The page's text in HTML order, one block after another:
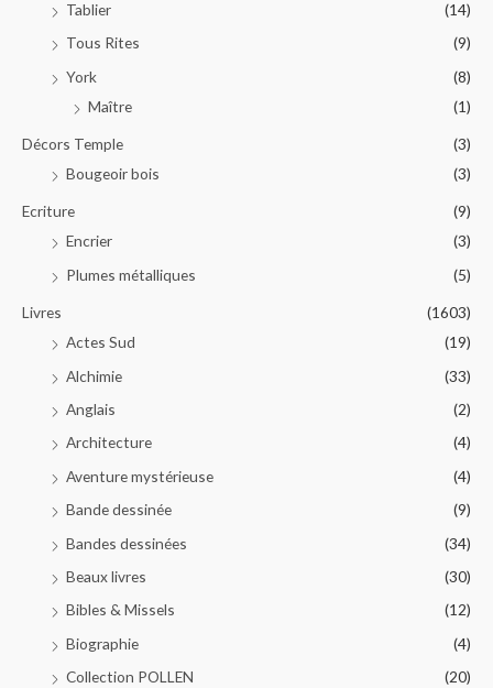
Tablier
(14)
Tous Rites
(9)
York
(8)
Maître
(1)
Décors Temple
(3)
Bougeoir bois
(3)
Ecriture
(9)
Encrier
(3)
Plumes métalliques
(5)
Livres
(1603)
Actes Sud
(19)
Alchimie
(33)
Anglais
(2)
Architecture
(4)
Aventure mystérieuse
(4)
Bande dessinée
(9)
Bandes dessinées
(34)
Beaux livres
(30)
Bibles & Missels
(12)
Biographie
(4)
Collection POLLEN
(20)